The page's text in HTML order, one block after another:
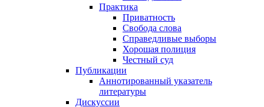
Практика
Приватность
Свобода слова
Справедливые выборы
Хорошая полиция
Честный суд
Публикации
Аннотированный указатель
литературы
Дискуссии